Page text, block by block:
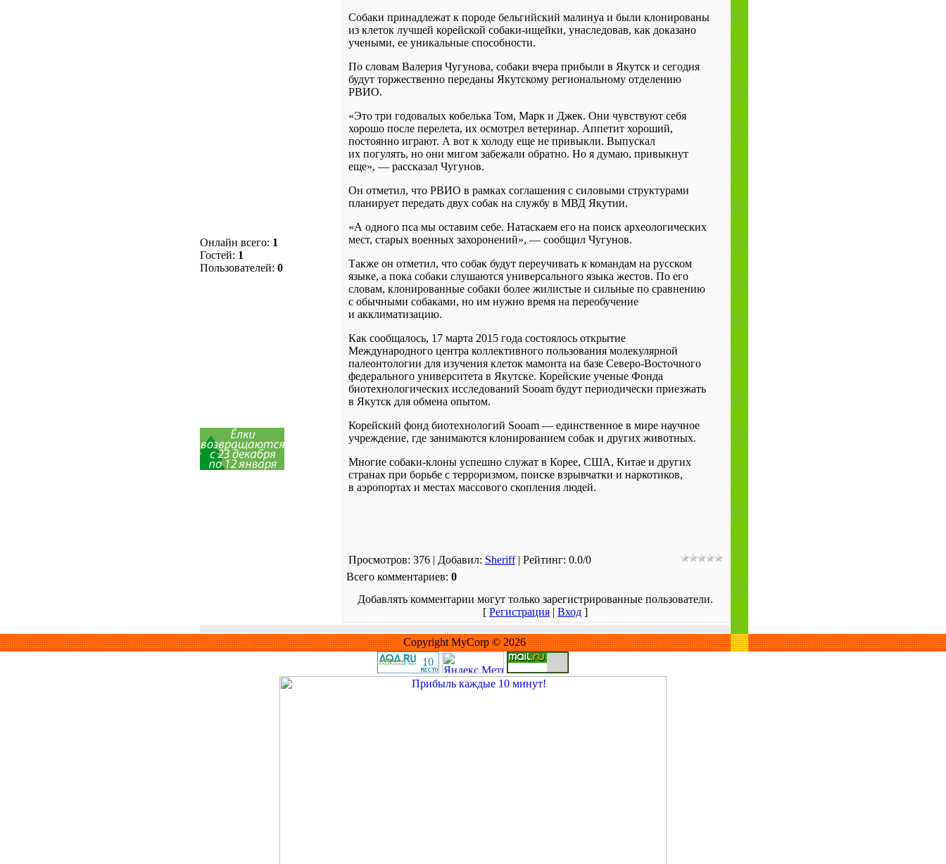
Онлайн всего: 1
Гостей: 1
Пользователей: 0
Собаки принадлежат к породе бельгийский малинуа и были клонированы
из клеток лучшей корейской собаки-ищейки, унаследовав, как доказано
учеными, ее уникальные способности.
По словам Валерия Чугунова, собаки вчера прибыли в Якутск и сегодня
будут торжественно переданы Якутскому региональному отделению
РВИО.
«Это три годовалых кобелька Том, Марк и Джек. Они чувствуют себя
хорошо после перелета, их осмотрел ветеринар. Аппетит хороший,
постоянно играют. А вот к холоду еще не привыкли. Выпускал
их погулять, но они мигом забежали обратно. Но я думаю, привыкнут
еще», — рассказал Чугунов.
Он отметил, что РВИО в рамках соглашения с силовыми структурами
планирует передать двух собак на службу в МВД Якутии.
«А одного пса мы оставим себе. Натаскаем его на поиск археологических
мест, старых военных захоронений», — сообщил Чугунов.
Также он отметил, что собак будут переучивать к командам на русском
языке, а пока собаки слушаются универсального языка жестов. По его
словам, клонированные собаки более жилистые и сильные по сравнению
с обычными собаками, но им нужно время на переобучение
и акклиматизацию.
Как сообщалось, 17 марта 2015 года состоялось открытие
Международного центра коллективного пользования молекулярной
палеонтологии для изучения клеток мамонта на базе Северо-Восточного
федерального университета в Якутске. Корейские ученые Фонда
биотехнологических исследований Sooam будут периодически приезжать
в Якутск для обмена опытом.
Корейский фонд биотехнологий Sooam — единственное в мире научное
учреждение, где занимаются клонированием собак и других животных.
Многие собаки-клоны успешно служат в Корее, США, Китае и других
странах при борьбе с терроризмом, поиске взрывчатки и наркотиков,
в аэропортах и местах массового скопления людей.
Просмотров: 376 | Добавил: Sheriff| Рейтинг: 0.0/0
Всего комментариев: 0
Добавлять комментарии могут только зарегистрированные пользователи.
[ Регистрация | Вход ]
Copyright MyCorp © 2026